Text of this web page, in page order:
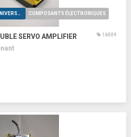
ACCESSOIRES-OUTILLAGE UNIVERSELS COMPOSANTS ÉLECTRONIQUES
SERVO AMPLIFIER 16009